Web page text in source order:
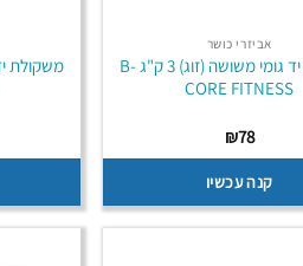
אביזרי כושר
משקולת יד גומי משושה (זוג) 3 ק"ג B-
CORE FITNESS
₪78
קנה עכשיו